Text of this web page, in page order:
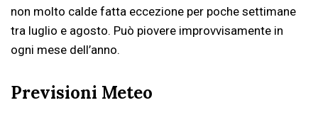
non molto calde fatta eccezione per poche settimane
tra luglio e agosto. Può piovere improvvisamente in
ogni mese dell’anno.
Previsioni Meteo